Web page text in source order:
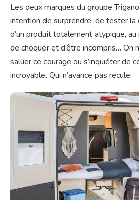
Les deux marques du groupe
intention de surprendre, de tester la
d’un produit totalement atypique,
de choquer et d’être incompris… On
saluer ce courage ou s’inquiéter de
incroyable. Qui n’avance pas recule.